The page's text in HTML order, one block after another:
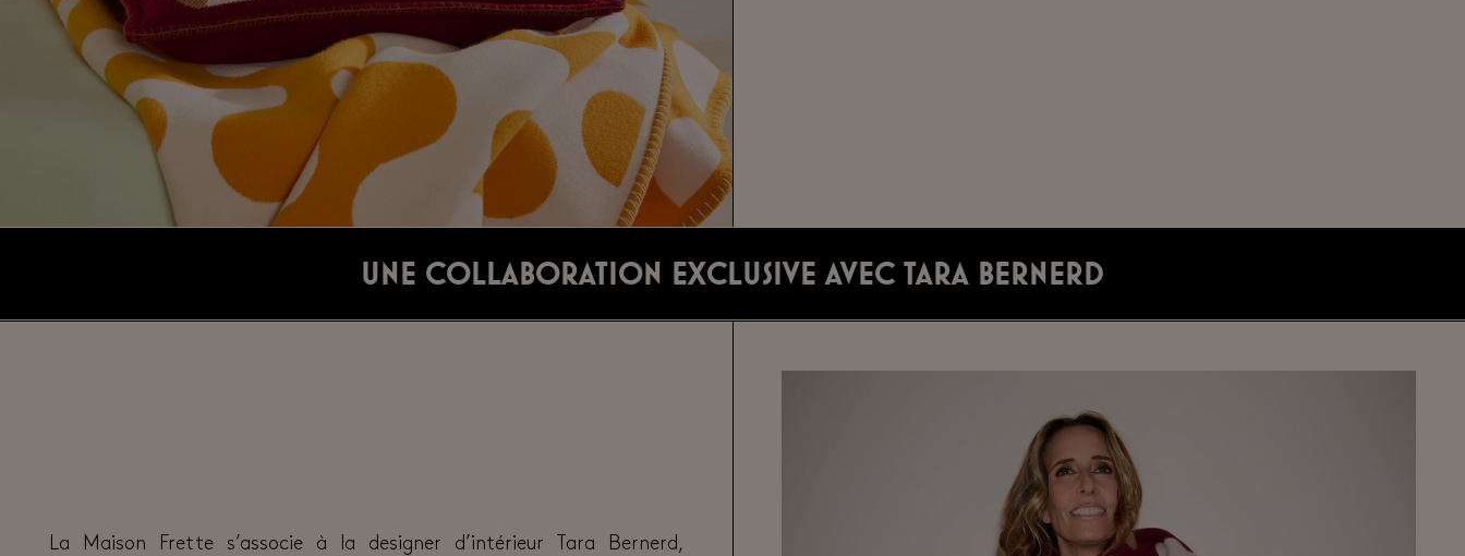
Une collaboration exclusive avec Tara Bernerd
La Maison Frette s’associe à la designer d’intérieur Tara Bernerd,